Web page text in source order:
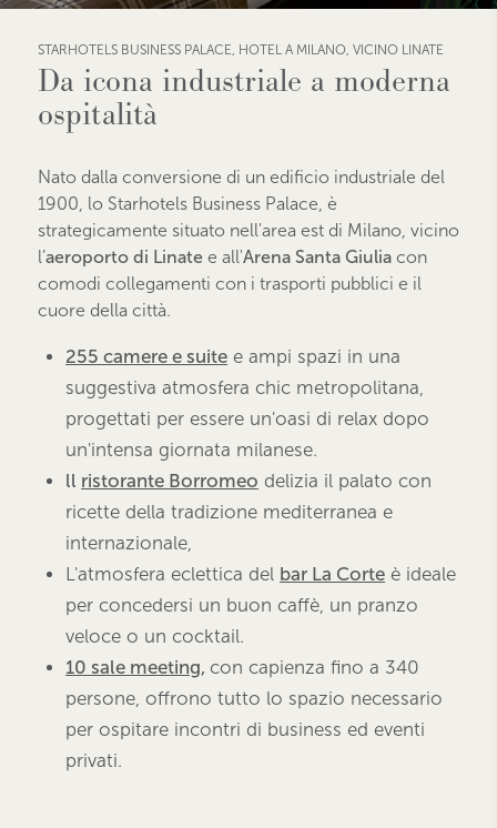
STARHOTELS BUSINESS PALACE, HOTEL A MILANO, VICINO LINATE
Da icona industriale a moderna
ospitalità
Nato dalla conversione di un edificio industriale del
1900, lo Starhotels Business Palace, è
strategicamente situato nell'area est di Milano, vicino
l’aeroporto di Linate e all'Arena Santa Giuliacon
comodi collegamenti con i trasporti pubblici e il
cuore della città.
255 camere e suite e ampi spazi in una
suggestiva atmosfera chic metropolitana,
progettati per essere un'oasi di relax dopo
un'intensa giornata milanese.
ll ristorante Borromeo delizia il palato con
ricette della tradizione mediterranea e
internazionale,
L'atmosfera eclettica del bar La Corte è ideale
per concedersi un buon caffè, un pranzo
veloce o un cocktail.
10 sale meeting,con capienza fino a 340
persone, offrono tutto lo spazio necessario
per ospitare incontri di business ed eventi
privati.